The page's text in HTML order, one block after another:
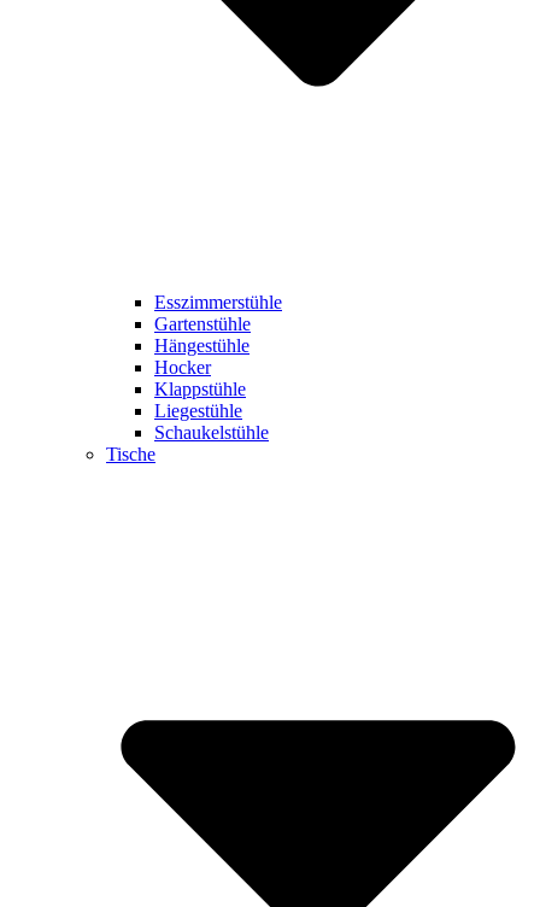
Esszimmerstühle
Gartenstühle
Hängestühle
Hocker
Klappstühle
Liegestühle
Schaukelstühle
Tische